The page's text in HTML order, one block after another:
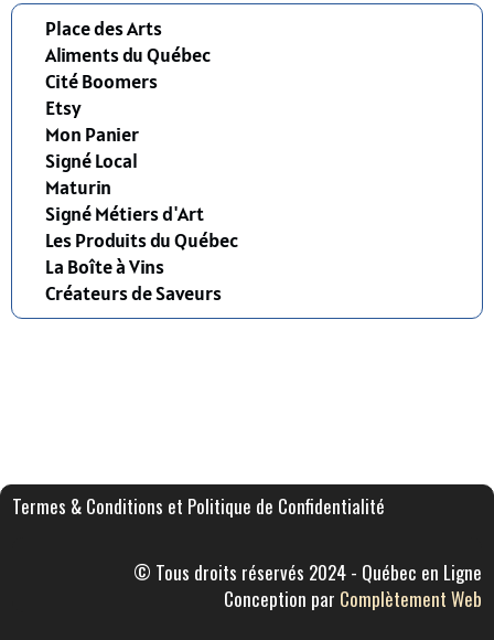
Place des Arts
Aliments du Québec
Cité Boomers
Etsy
Mon Panier
Signé Local
Maturin
Signé Métiers d'Art
Les Produits du Québec
La Boîte à Vins
Créateurs de Saveurs
Termes & Conditions et Politique de Confidentialité
© Tous droits réservés 2024 - Québec en Ligne
Conception par Complètement Web